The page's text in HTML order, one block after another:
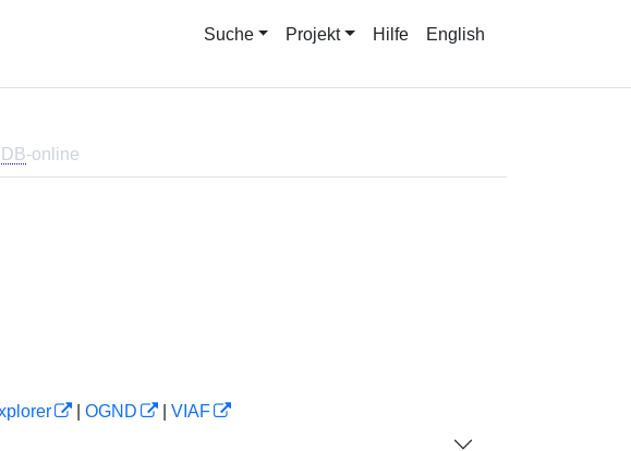
Suche Projekt Hilfe English
-online
OGND
VIAF